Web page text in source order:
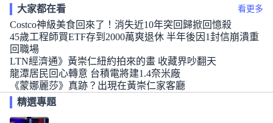
大家都在看 看更多
Costco神級美食回來了！消失近10年突回歸掀回憶殺
45歲工程師買ETF存到2000萬爽退休 半年後因1封信崩潰重
回職場
LTN經濟通》黃崇仁紐約拍來的畫 收藏界吵翻天
龍潭居民回心轉意 台積電將建1.4奈米廠
《蒙娜麗莎》真跡？出現在黃崇仁家客廳
精選專題